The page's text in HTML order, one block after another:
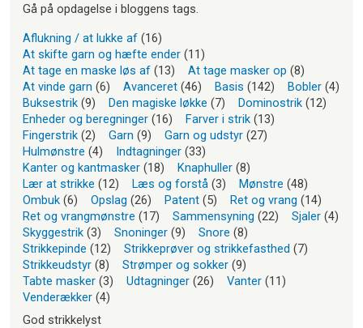
Gå på opdagelse i bloggens tags.
Aflukning / at lukke af (16)
At skifte garn og hæfte ender (11)
At tage en maske løs af (13) At tage masker op (8)
At vinde garn (6) Avanceret (46) Basis (142) Bobler (4)
Buksestrik (9) Den magiske løkke (7) Dominostrik (12)
Enheder og beregninger (16) Farver i strik (13)
Fingerstrik (2) Garn (9) Garn og udstyr (27)
Hulmønstre (4) Indtagninger (33)
Kanter og kantmasker (18) Knaphuller (8)
Lær at strikke (12) Læs og forstå (3) Mønstre (48)
Ombuk (6) Opslag (26) Patent (5) Ret og vrang (14)
Ret og vrangmønstre (17) Sammensyning (22) Sjaler (4)
Skyggestrik (3) Snoninger (9) Snore (8)
Strikkepinde (12) Strikkeprøver og strikkefasthed (7)
Strikkeudstyr (8) Strømper og sokker (9)
Tabte masker (3) Udtagninger (26) Vanter (11)
Venderækker (4)
God strikkelyst